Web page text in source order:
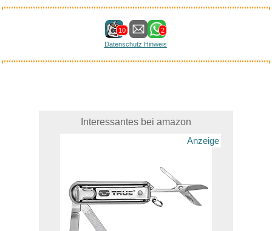
10
2
Datenschutz Hinweis
Interessantes bei amazon
Anzeige